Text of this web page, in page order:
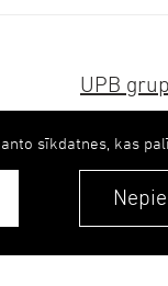
sīkdatnes, kas
UPB
Kontakti